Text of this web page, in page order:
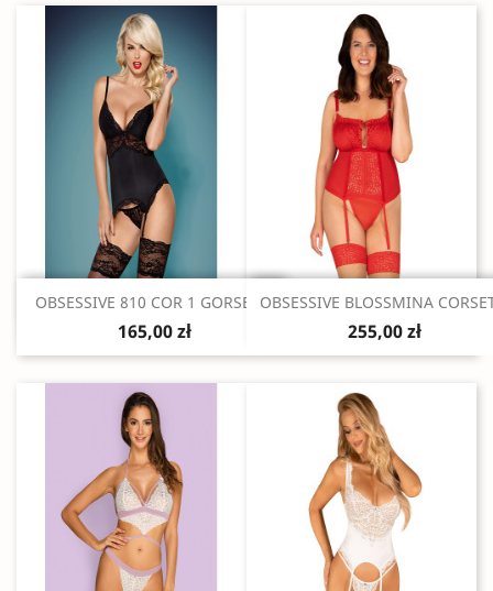
Szybki podgląd
OBSESSIVE 810 COR 1 GORSET...
165,00 zł
Szybki podgląd
OBSESSIVE BLOSSMINA
255,00 zł